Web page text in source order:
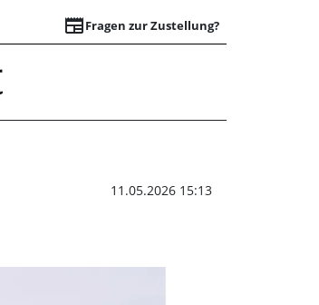
newspaperFragen zur Zustellung?
Gottesdienst
11.05.2026 15:13